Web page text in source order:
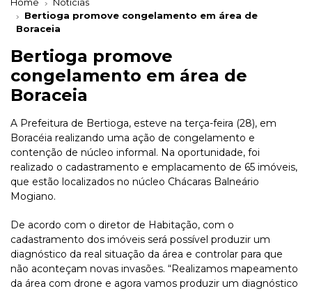
Home
Notícias
Bertioga promove congelamento em área de
Boraceia
Bertioga promove
congelamento em área de
Boraceia
A Prefeitura de Bertioga, esteve na terça-feira (28), em
Boracéia realizando uma ação de congelamento e
contenção de núcleo informal. Na oportunidade, foi
realizado o cadastramento e emplacamento de 65 imóveis,
que estão localizados no núcleo Chácaras Balneário
Mogiano.
De acordo com o diretor de Habitação, com o
cadastramento dos imóveis será possível produzir um
diagnóstico da real situação da área e controlar para que
não aconteçam novas invasões. “Realizamos mapeamento
da área com drone e agora vamos produzir um diagnóstico